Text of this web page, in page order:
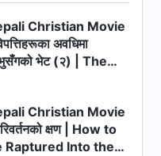
Christian Movie
अवधिमा
भेट (२) | The
Enter the Kingdom
God?
Christian Movie
क्षण | How to
Raptured Into the